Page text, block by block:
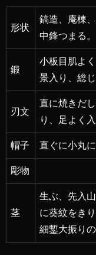
形状
鎬造、庵棟
中鋒つまる。
鍛
小板目肌よ
景入り、総
刃文
直に焼きだ
り、足よく
帽子 直ぐに小丸
彫物
茎
生ぶ、先入
に葵紋をき
細鏨大振り